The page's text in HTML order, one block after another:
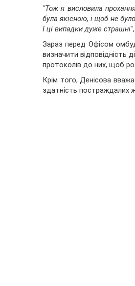
"Тож я висловила
була якісною, і щоб не
І ці випадки дуже страшні"
Зараз перед Офісом
визначити відповідність
протоколів до них, щоб
Крім того, Денісова
здатність постраждалих